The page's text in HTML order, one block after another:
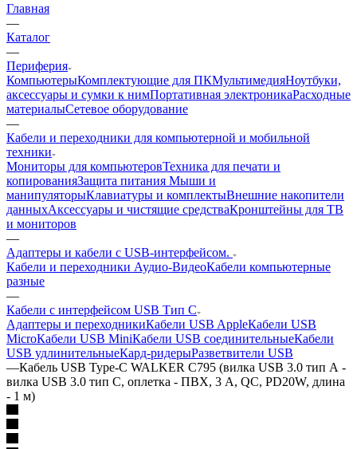
Главная
—
Каталог
—
Периферия
КомпьютерыКомплектующие для ПКМультимедияНоутбуки,
аксессуары и сумки к нимПортативная электроникаРасходные
материалыСетевое оборудование
—
Кабели и переходники для компьютерной и мобильной
техники
Мониторы для компьютеровТехника для печати и
копированияЗащита питания Мыши и
манипуляторыКлавиатуры и комплектыВнешние накопители
данныхАксессуары и чистящие средстваКронштейны для ТВ
и мониторов
—
Адаптеры и кабели с USB-интерфейсом.
Кабели и переходники Аудио-ВидеоКабели компьютерные
разные
—
Кабели с интерфейсом USB Тип С
Адаптеры и переходникиКабели USB AppleКабели USB
MicroКабели USB MiniКабели USB соединительныеКабели
USB удлинительныеКард-ридерыРазветвители USB
—Кабель USB Type-C WALKER C795 (вилка USB 3.0 тип А -
вилка USB 3.0 тип С, оплетка - ПВХ, 3 А, QC, PD20W, длина
- 1 м)